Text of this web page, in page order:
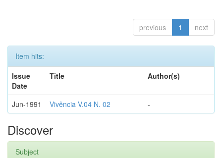
previous 1 next
Item hits:
Issue
Date
Title Author(s)
Jun-1991 Vivência V.04 N. 02 -
Discover
Subject